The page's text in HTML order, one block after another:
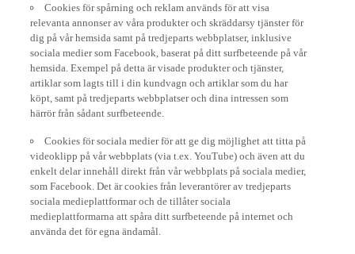
Cookies för spårning och reklam används för att visa
relevanta annonser av våra produkter och skräddarsy tjänster för
dig på vår hemsida samt på tredjeparts webbplatser, inklusive
sociala medier som Facebook, baserat på ditt surfbeteende på vår
hemsida. Exempel på detta är visade produkter och tjänster,
artiklar som lagts till i din kundvagn och artiklar som du har
köpt, samt på tredjeparts webbplatser och dina intressen som
härrör från sådant surfbeteende.
Cookies för sociala medier för att ge dig möjlighet att titta på
videoklipp på vår webbplats (via t.ex. YouTube) och även att du
enkelt delar innehåll direkt från vår webbplats på sociala medier,
som Facebook. Det är cookies från leverantörer av tredjeparts
sociala medieplattformar och de tillåter sociala
medieplattformarna att spåra ditt surfbeteende på internet och
använda det för egna ändamål.